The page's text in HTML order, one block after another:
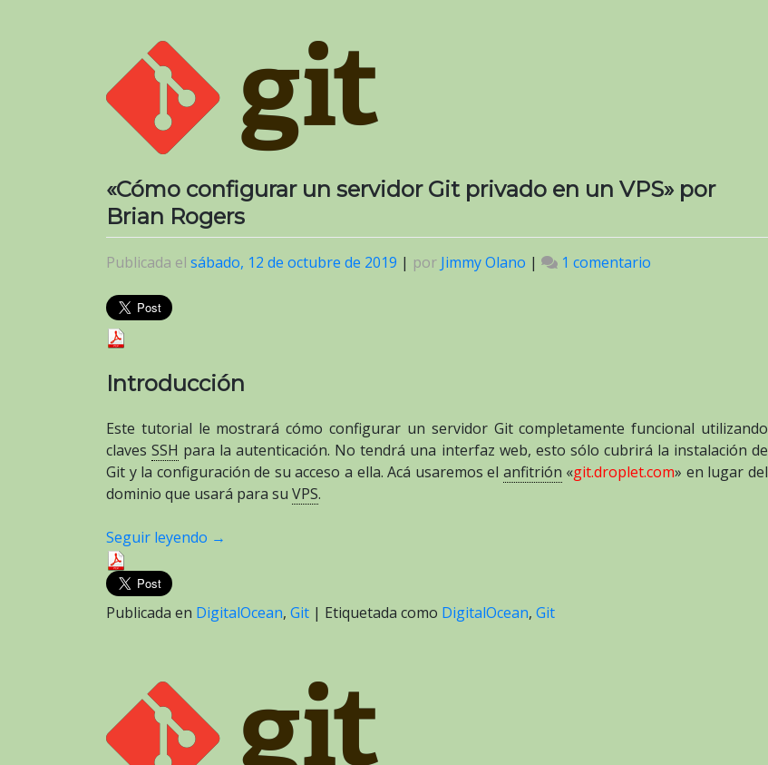
«Cómo configurar un servidor Git privado en un VPS» por
Brian Rogers
Publicada el sábado, 12 de octubre de 2019 | por Jimmy Olano | 1 comentario
un
VPS»
por
Introducción
Este tutorial le mostrará cómo configurar un servidor Git completamente funcional utilizando
clavesSSH para la autenticación. No tendrá una interfaz web, esto sólo cubrirá la instalación de
Git y la configuración de su acceso a ella. Acá usaremos el anfitrión «git.droplet.com» en lugar del
dominio que usará para su VPS.
Seguir leyendo →
Publicada en DigitalOcean, Git | Etiquetada como DigitalOcean, Git